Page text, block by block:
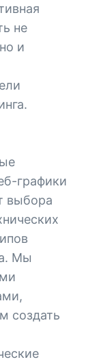
не
и
графики
выбора
Мы
создать